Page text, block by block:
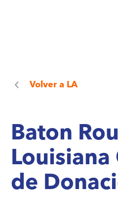
Volver a LA
Baton
Louisiana
de